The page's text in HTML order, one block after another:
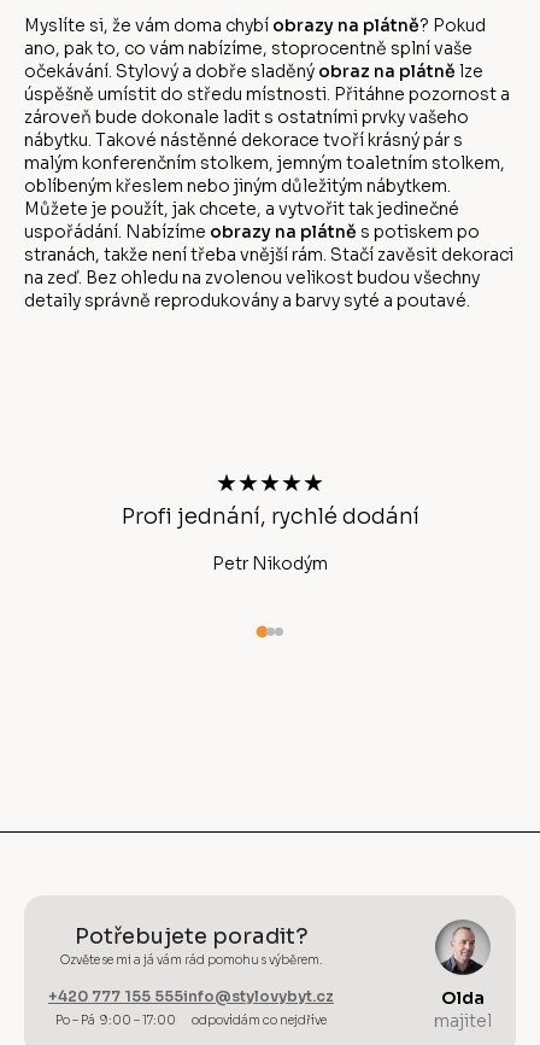
Myslíte si, že vám doma chybí obrazy na plátně? Pokud
ano, pak to, co vám nabízíme, stoprocentně splní vaše
očekávání. Stylový a dobře sladěný obraz na plátně lze
úspěšně umístit do středu místnosti. Přitáhne pozornost a
zároveň bude dokonale ladit s ostatními prvky vašeho
nábytku. Takové nástěnné dekorace tvoří krásný pár s
malým konferenčním stolkem, jemným toaletním stolkem,
oblíbeným křeslem nebo jiným důležitým nábytkem.
Můžete je použít, jak chcete, a vytvořit tak jedinečné
uspořádání. Nabízíme obrazy na plátně s potiskem po
stranách, takže není třeba vnější rám. Stačí zavěsit dekoraci
na zeď. Bez ohledu na zvolenou velikost budou všechny
detaily správně reprodukovány a barvy syté a poutavé.
★★★★★
Profi jednání, rychlé dodání
Petr Nikodým
Potřebujete poradit?
Ozvěte se mi a já vám rád pomohu s výběrem.
+420 777 155 555
Po – Pá 9:00 – 17:00
info@stylovybyt.cz
odpovídám co nejdříve
Olda
majitel